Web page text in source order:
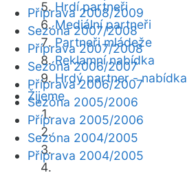
Hrdí partneři
Mediální partneři
Partneři mládeže
Reklamní nabídka
Hrdý partner - nabídka
Žijeme
Příprava 2008/2009
Sezóna 2007/2008
Příprava 2007/2008
Sezóna 2006/2007
Příprava 2006/2007
Sezóna 2005/2006
Příprava 2005/2006
Sezóna 2004/2005
Příprava 2004/2005